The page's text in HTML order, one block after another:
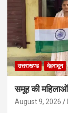
उत्तराखण्ड देहरादून
समूह की महिलाओं
August 9, 2026